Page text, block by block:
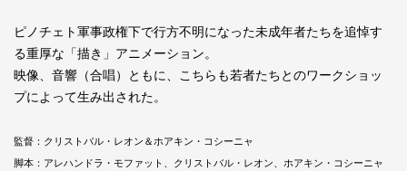
ピノチェト軍事政権下で行方不明になった未成年者たちを追悼す
る重厚な「描き」アニメーション。
映像、音響（合唱）ともに、こちらも若者たちとのワークショッ
プによって生み出された。
監督：クリストバル・レオン＆ホアキン・コシーニャ
脚本：アレハンドラ・モファット、クリストバル・レオン、ホアキン・コシーニャ